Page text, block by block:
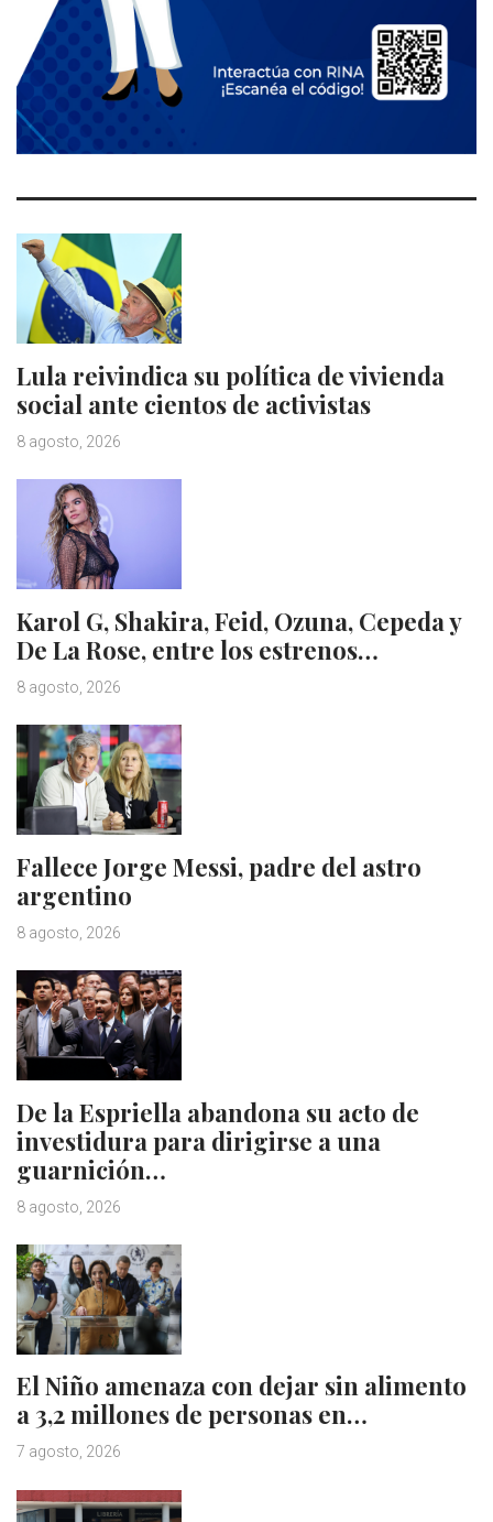
Lula reivindica su política de vivienda
social ante cientos de activistas
8 agosto, 2026
Karol G, Shakira, Feid, Ozuna, Cepeda y
De La Rose, entre los estrenos…
8 agosto, 2026
Fallece Jorge Messi, padre del astro
argentino
8 agosto, 2026
De la Espriella abandona su acto de
investidura para dirigirse a una
guarnición…
8 agosto, 2026
El Niño amenaza con dejar sin alimento
a 3,2 millones de personas en…
7 agosto, 2026